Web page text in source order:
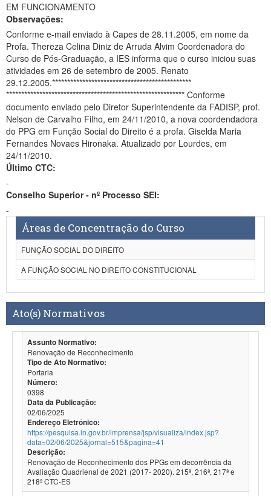
EM FUNCIONAMENTO
Observações:
Conforme e-mail enviado à Capes de 28.11.2005, em nome da
Profa. Thereza Celina Diniz de Arruda Alvim Coordenadora do
Curso de Pós-Graduação, a IES informa que o curso iniciou suas
atividades em 26 de setembro de 2005. Renato
29.12.2005.**********************************************
*********************************************************** Conforme
documento enviado pelo Diretor Superintendente da FADISP, prof.
Nelson de Carvalho Filho, em 24/11/2010, a nova coordendadora
do PPG em Função Social do Direito é a profa. Giselda Maria
Fernandes Novaes Hironaka. Atualizado por Lourdes, em
24/11/2010.
Último CTC:
-
Conselho Superior - nº Processo SEI:
-
Áreas de Concentração do Curso
FUNÇÃO SOCIAL DO DIREITO
A FUNÇÃO SOCIAL NO DIREITO CONSTITUCIONAL
Ato(s) Normativos
Assunto Normativo:
Renovação de Reconhecimento
Tipo de Ato Normativo:
Portaria
Número:
0398
Data da Publicação:
02/06/2025
Endereço Eletrônico:
https://pesquisa.in.gov.br/imprensa/jsp/visualiza/index.jsp?
data=02/06/2025&jornal=515&pagina=41
Descrição:
Renovação de Reconhecimento dos PPGs em decorrência da
Avaliação Quadrienal de 2021 (2017- 2020). 215ª, 216ª, 217ª e
218ª CTC-ES